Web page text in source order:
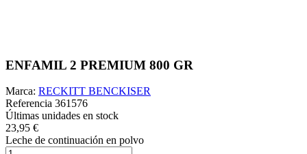
ENFAMIL 2 PREMIUM 800 GR
Marca: RECKITT BENCKISER
Referencia 361576
Últimas unidades en stock
23,95 €
Leche de continuación en polvo